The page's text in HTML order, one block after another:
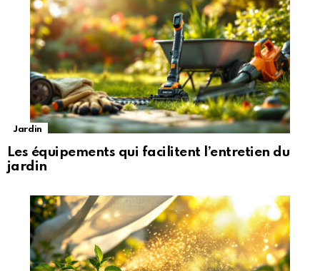
Jardin
Les équipements qui facilitent l’entretien du
jardin